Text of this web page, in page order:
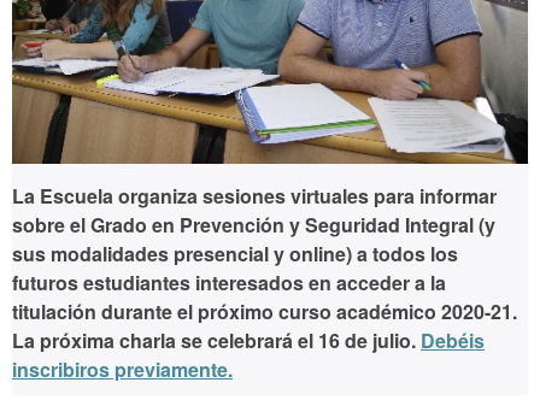
La Escuela organiza sesiones virtuales para informar
sobre el Grado en Prevención y Seguridad Integral (y
sus modalidades presencial y online) a todos los
futuros estudiantes interesados en acceder a la
titulación durante el próximo curso académico 2020-21.
La próxima charla se celebraráel 16 de julio. Debéis
inscribiros previamente.